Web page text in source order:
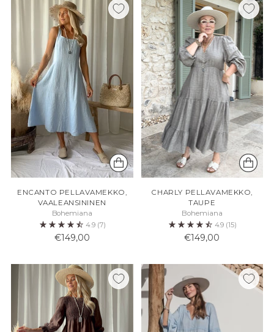
ENCANTO PELLAVAMEKKO,
VAALEANSININEN
Bohemiana
4.9 (7)
€149,00
CHARLY PELLAVAMEKKO,
TAUPE
Bohemiana
4.9 (15)
€149,00